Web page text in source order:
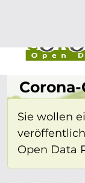
Sie wollen
Open Data